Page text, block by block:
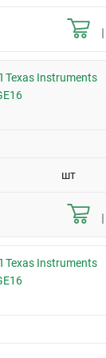
Instruments
шт
Instruments